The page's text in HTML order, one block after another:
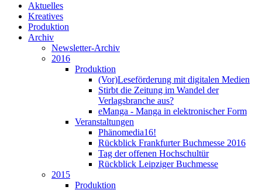
Aktuelles
Kreatives
Produktion
Archiv
Newsletter-Archiv
2016
Produktion
(Vor)Leseförderung mit digitalen Medien
Stirbt die Zeitung im Wandel der
Verlagsbranche aus?
eManga - Manga in elektronischer Form
Veranstaltungen
Phänomedia16!
Rückblick Frankfurter Buchmesse 2016
Tag der offenen Hochschultür
Rückblick Leipziger Buchmesse
2015
Produktion